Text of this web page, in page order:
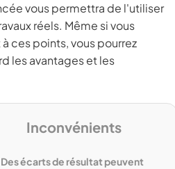
vous permettra de l'utiliser
réels. Même si vous
ces points, vous pourrez
les avantages et les
Inconvénients
Des écarts de résultat peuvent